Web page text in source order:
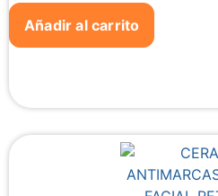
Añadir al carrito